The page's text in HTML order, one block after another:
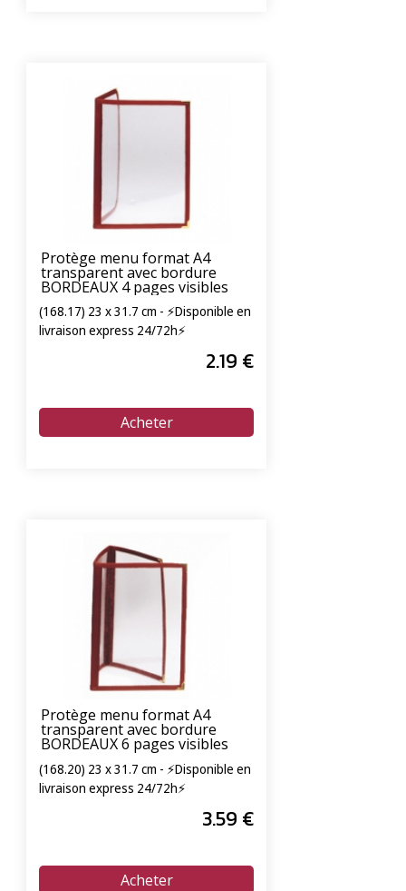
Protège menu format A4
transparent avec bordure
BORDEAUX 4 pages visibles
(168.17) 23 x 31.7 cm - ⚡Disponible en
livraison express 24/72h⚡
2.19 €
Protège menu format A4
transparent avec bordure
BORDEAUX 6 pages visibles
(168.20) 23 x 31.7 cm - ⚡Disponible en
livraison express 24/72h⚡
3.59 €